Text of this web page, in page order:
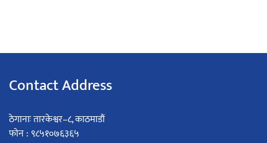
Contact Address
ठेगानाः तारकेश्वर–८, काठमाडौं
फोन : ९८५१०७६३६५